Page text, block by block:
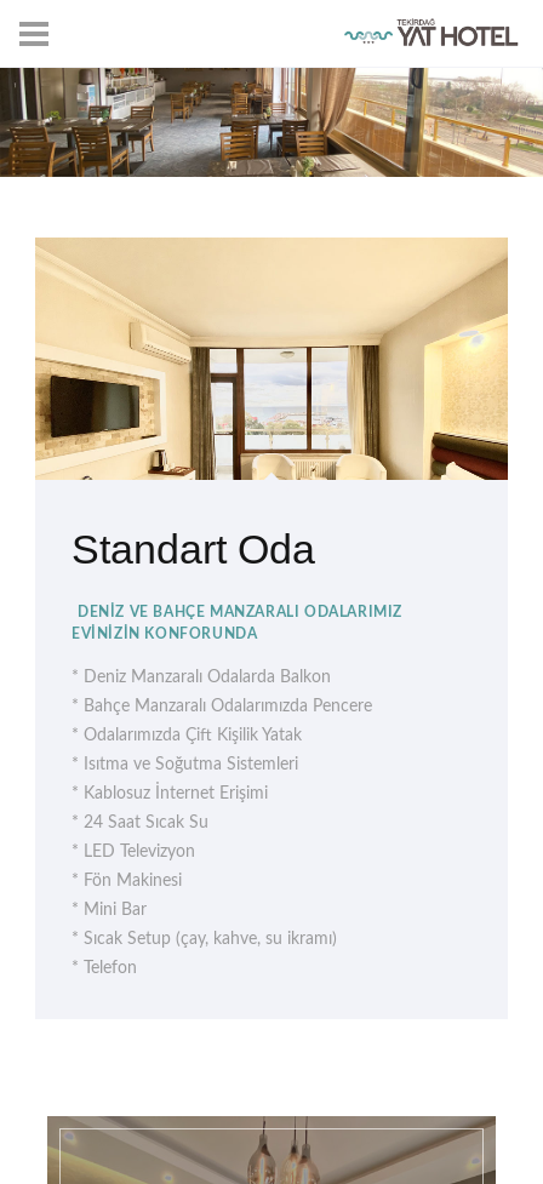
Standart Oda
DENIZ VE BAHÇE MANZARALI ODALARIMIZ
EVINIZIN KONFORUNDA
* Deniz Manzaralı Odalarda Balkon
* Bahçe Manzaralı Odalarımızda Pencere
* Odalarımızda Çift Kişilik Yatak
* Isıtma ve Soğutma Sistemleri
* Kablosuz İnternet Erişimi
* 24 Saat Sıcak Su
* LED Televizyon
* Fön Makinesi
* Mini Bar
* Sıcak Setup (çay, kahve, su ikramı)
* Telefon